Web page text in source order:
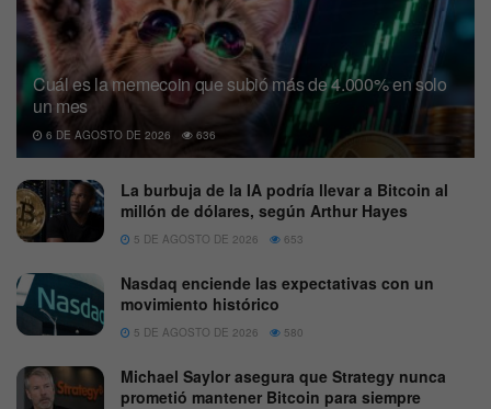
Cuál es la memecoin que subió más de 4.000% en solo
un mes
6 DE AGOSTO DE 2026 636
La burbuja de la IA podría llevar a Bitcoin al
millón de dólares, según Arthur Hayes
5 DE AGOSTO DE 2026 653
Nasdaq enciende las expectativas con un
movimiento histórico
5 DE AGOSTO DE 2026 580
Michael Saylor asegura que Strategy nunca
prometió mantener Bitcoin para siempre